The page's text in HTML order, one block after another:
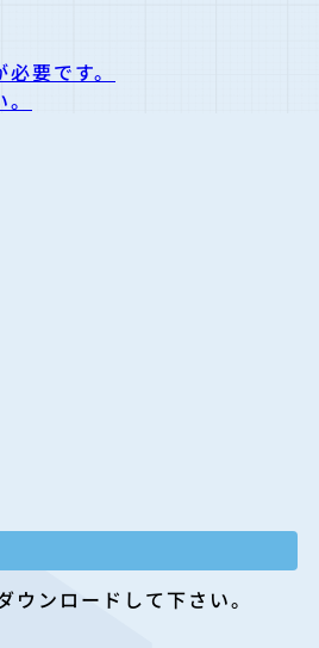
要です。
ンロードして下さい。